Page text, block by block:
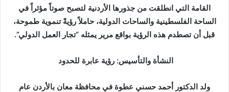
القامة التي انطلقت من جذورها الأردنية لتصبح صوتاً مؤثراً في
الساحة الفلسطينية والساحات الدولية، حاملاً رؤيةً تنموية طموحة،
قبل أن تصطدم هذه الرؤية بواقع مرير يمثله “تجار العمل الدولي”.
النشأة والتأسيس: رؤية عابرة للحدود
ولد الدكتور أحمد حسني عطوة في محافظة معان بالأردن عام